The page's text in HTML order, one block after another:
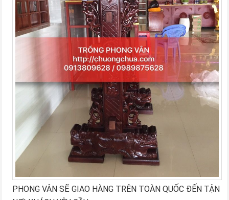
PHONG VÂN SẼ GIAO HÀNG TRÊN TOÀN QUỐC ĐẾN TẬN